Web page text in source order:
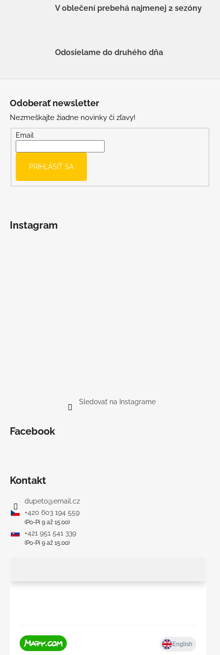
V oblečení prebehá najmenej 2 sezóny
Odosielame do druhého dňa
Odoberať newsletter
Nezmeškajte žiadne novinky či zľavy!
Email
PRIHLÁSIŤ SA
Instagram
Sledovať na Instagrame
Facebook
Kontakt
dupeto@email.cz
+420 603 194 559
(Po-Pi 9 až 15:00)
+421 951 541 339
(Po-Pi 9 až 15:00)